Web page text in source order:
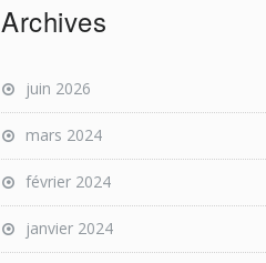
Archives
juin 2026
mars 2024
février 2024
janvier 2024